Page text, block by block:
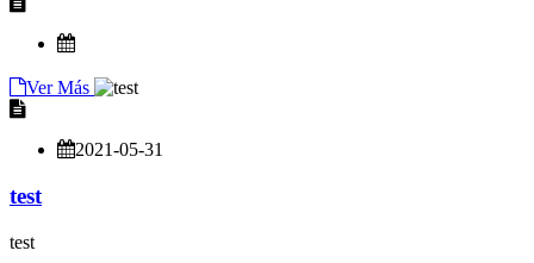
Ver Más
2021-05-31
test
test